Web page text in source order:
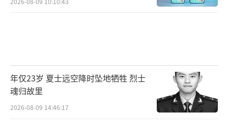
年仅23岁 夏士远空降时坠地牺牲 烈士
魂归故里
2026-08-09 14:46:17